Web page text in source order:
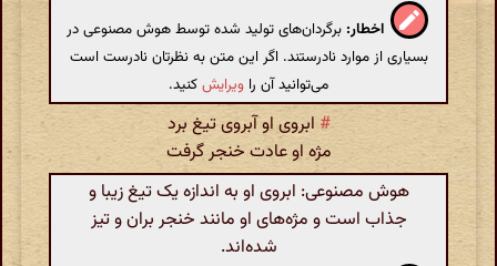
اخطار: برگردان‌های تولید شده توسط هوش مصنوعی در
بسیاری از موارد نادرستند. اگر این متن به نظرتان نادرست است
می‌توانید آن را ویرایشکنید.
# ابروی او آبروی تیغ برد
مژه او عادت خنجر گرفت
هوش مصنوعی: ابروی او به اندازه یک تیغ زیبا و
جذاب است و مژه‌های او مانند خنجر بران و تیز
شده‌اند.